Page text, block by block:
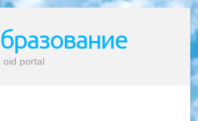
oid portal